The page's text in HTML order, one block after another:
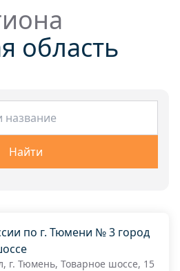
область
Найти
по г. Тюмени № 3 город
г. Тюмень, Товарное шоссе, 15